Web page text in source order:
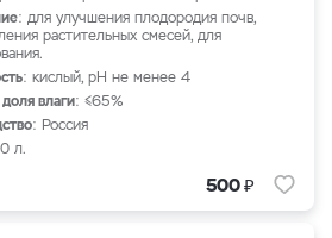
: для улучшения плодородия почв,
растительных смесей, для
: кислый, рН не менее 4
влаги: ≤65%
: Россия
л.
500₽